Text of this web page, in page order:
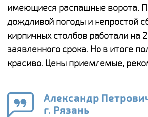
имеющиеся распашные ворота.
дождливой погоды и непростой
кирпичных столбов работали на
заявленного срока. Но в итоге
красиво. Цены приемлемые,
Александр
г. Рязань